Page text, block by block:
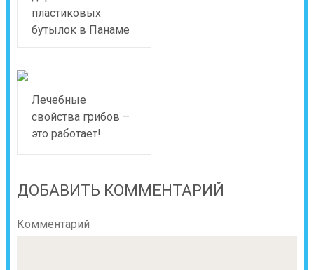
пластиковых
бутылок в Панаме
Лечебные
свойства грибов –
это работает!
ДОБАВИТЬ КОММЕНТАРИЙ
Комментарий